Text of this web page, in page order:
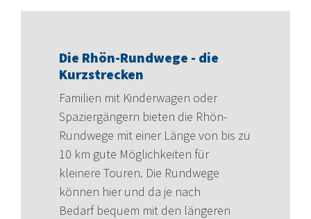
Die Rhön-Rundwege - die
Kurzstrecken
Familien mit Kinderwagen oder
Spaziergängern bieten die Rhön-
Rundwege mit einer Länge von bis zu
10 km gute Möglichkeiten für
kleinere Touren. Die Rundwege
können hier und da je nach
Bedarf bequem mit den längeren